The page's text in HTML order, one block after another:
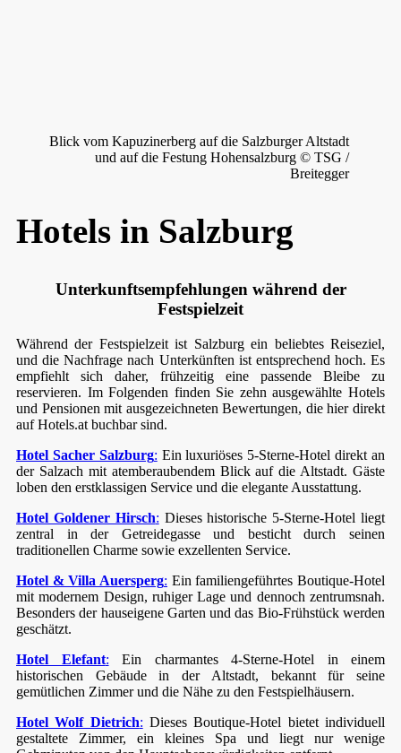
Blick vom Kapuzinerberg auf die Salzburger Altstadt
und auf die Festung Hohensalzburg © TSG /
Breitegger
Hotels in Salzburg
Unterkunftsempfehlungen während der
Festspielzeit
Während der Festspielzeit ist Salzburg ein beliebtes Reiseziel,
und die Nachfrage nach Unterkünften ist entsprechend hoch. Es
empfiehlt sich daher, frühzeitig eine passende Bleibe zu
reservieren. Im Folgenden finden Sie zehn ausgewählte Hotels
und Pensionen mit ausgezeichneten Bewertungen, die hier direkt
auf Hotels.at buchbar sind.
Hotel Sacher Salzburg: Ein luxuriöses 5-Sterne-Hotel direkt an
der Salzach mit atemberaubendem Blick auf die Altstadt. Gäste
loben den erstklassigen Service und die elegante Ausstattung.
Hotel Goldener Hirsch: Dieses historische 5-Sterne-Hotel liegt
zentral in der Getreidegasse und besticht durch seinen
traditionellen Charme sowie exzellenten Service.
Hotel & Villa Auersperg: Ein familiengeführtes Boutique-Hotel
mit modernem Design, ruhiger Lage und dennoch zentrumsnah.
Besonders der hauseigene Garten und das Bio-Frühstück werden
geschätzt.
Hotel Elefant: Ein charmantes 4-Sterne-Hotel in einem
historischen Gebäude in der Altstadt, bekannt für seine
gemütlichen Zimmer und die Nähe zu den Festspielhäusern.
Hotel Wolf Dietrich: Dieses Boutique-Hotel bietet individuell
gestaltete Zimmer, ein kleines Spa und liegt nur wenige